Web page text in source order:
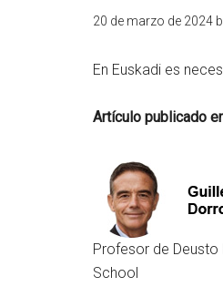
20 de marzo de 2024
En Euskadi es
Artículo publicado
Profesor de Deusto
School